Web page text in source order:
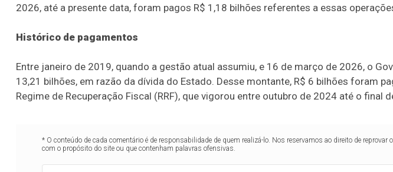
2026, até a presente data, foram pagos R$ 1,18 bilhões referentes a essas
Histórico de pagamentos
Entre janeiro de 2019, quando a gestão atual assumiu, e 16 de março de 2026, o
13,21 bilhões, em razão da dívida do Estado. Desse montante, R$ 6 bilhões foram
Regime de Recuperação Fiscal (RRF), que vigorou entre outubro de 2024 até o final
* O conteúdo de cada comentário é de responsabilidade de quem realizá-lo. Nos reservamos ao direito de
com o propósito do site ou que contenham palavras ofensivas.